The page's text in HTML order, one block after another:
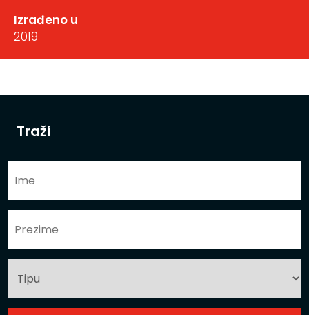
Traži
Izrađeno u
2019